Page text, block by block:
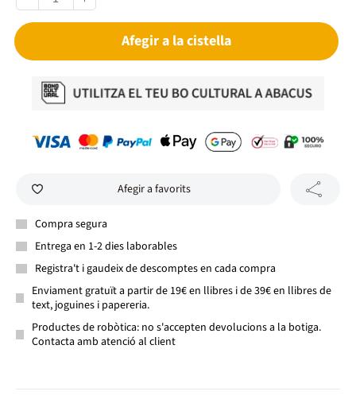
Afegir a la cistella
Afegir a favorits
Compra segura
Entrega en 1-2 dies laborables
Registra't i gaudeix de descomptes en cada compra
Enviament gratuït a partir de 19€ en llibres i de 39€ en llibres de
text, joguines i papereria.
Productes de robòtica: no s'accepten devolucions a la botiga.
Contacta amb atenció al client